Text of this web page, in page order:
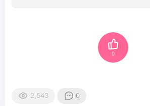
0
2,543 0